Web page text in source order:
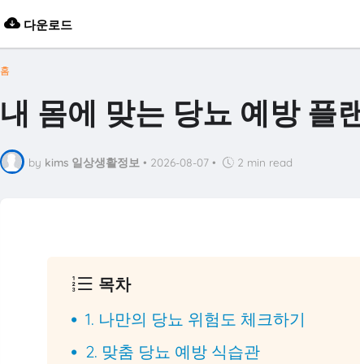
다운로드
홈
내 몸에 맞는 당뇨 예방 플
by kims 일상생활정보 • 2026-08-07 • 2 min read
목차
1. 나만의 당뇨 위험도 체크하기
2. 맞춤 당뇨 예방 식습관